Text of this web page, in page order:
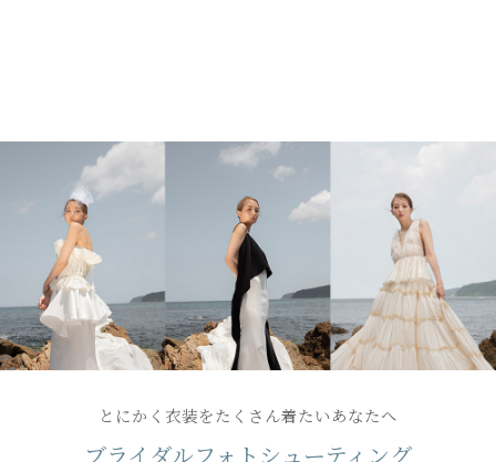
とにかく衣装をたくさん着たいあなたへ
ブライダルフォトシューティング